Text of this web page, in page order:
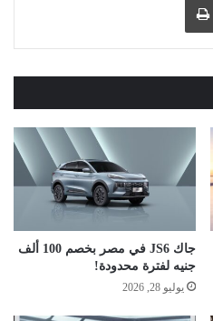
جاك JS6 في مصر بخصم 100 ألف
جنيه لفترة محدودة!
يوليو 28, 2026